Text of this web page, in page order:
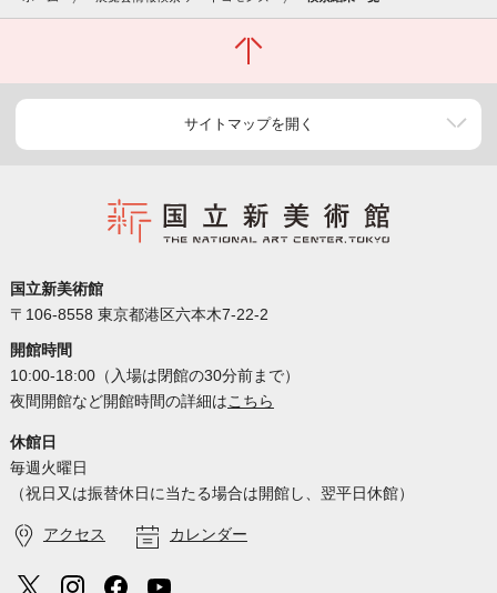
サイトマップを開く
国立新美術館
〒106-8558 東京都港区六本木7-22-2
開館時間
10:00-18:00（入場は閉館の30分前まで）
夜間開館など開館時間の詳細はこちら
休館日
毎週火曜日
（祝日又は振替休日に当たる場合は開館し、翌平日休館）
アクセス カレンダー